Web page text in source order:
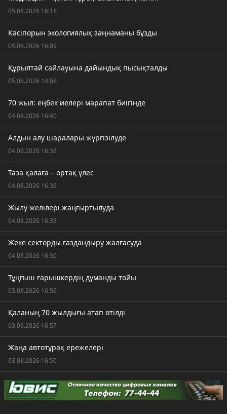
05.08.2026 16:16
Кәсіпорын экологиялық заңнаманы бұзды
05.08.2026 16:09
Құрылтай сайлауына дайындық пысықталды
05.08.2026 14:06
70 жыл: еңбек иелері марапат биігінде
04.08.2026 16:40
Алдын алу шаралары жүргізілуде
04.08.2026 16:38
Таза қалаға – ортақ үлес
04.08.2026 16:36
Жылу желілері жаңғыртылуда
04.08.2026 16:33
Жеке секторды газдандыру жалғасуда
04.08.2026 16:30
Тұңғыш ғарышкердің думанды тойы
03.08.2026 16:59
Қаланың 70 жылдығы атап өтілді
03.08.2026 16:57
Жаңа автотұрақ ережелері
03.08.2026 16:50